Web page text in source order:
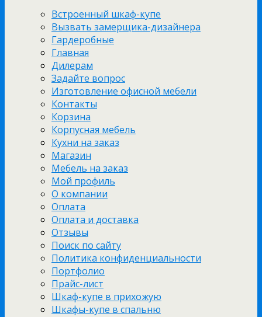
Встроенный шкаф-купе
Вызвать замерщика-дизайнера
Гардеробные
Главная
Дилерам
Задайте вопрос
Изготовление офисной мебели
Контакты
Корзина
Корпусная мебель
Кухни на заказ
Магазин
Мебель на заказ
Мой профиль
О компании
Оплата
Оплата и доставка
Отзывы
Поиск по сайту
Политика конфиденциальности
Портфолио
Прайс-лист
Шкаф-купе в прихожую
Шкафы-купе в спальню